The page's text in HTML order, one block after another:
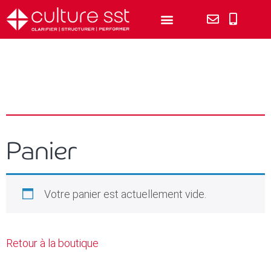
Panier
Votre panier est actuellement vide.
Retour à la boutique